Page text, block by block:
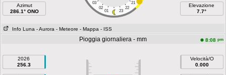
Azimut
286.1° ONO
03
21
02
22
01 23
Elevazione
7.7°
Info Luna - Aurora - Meteore - Mappa - ISS
Pioggia giornaliera - mm 8:08 pm
2026
256.3
Velocità/O
0.000